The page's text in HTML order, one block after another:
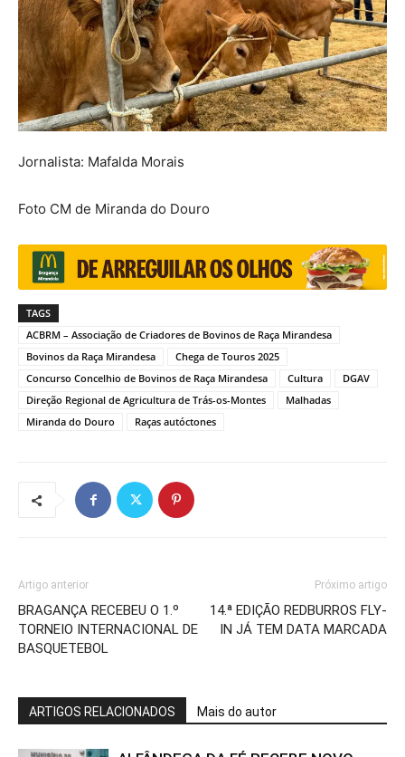
Jornalista: Mafalda Morais
Foto CM de Miranda do Douro
TAGS
ACBRM – Associação de Criadores de Bovinos de Raça Mirandesa
Bovinos da Raça Mirandesa
Chega de Touros 2025
Concurso Concelhio de Bovinos de Raça Mirandesa
Cultura
DGAV
Direção Regional de Agricultura de Trás-os-Montes
Malhadas
Miranda do Douro
Raças autóctones
Artigo anterior
BRAGANÇA RECEBEU O 1.º
TORNEIO INTERNACIONAL DE
BASQUETEBOL
Próximo artigo
14.ª EDIÇÃO REDBURROS FLY-
IN JÁ TEM DATA MARCADA
ARTIGOS RELACIONADOS Mais do autor